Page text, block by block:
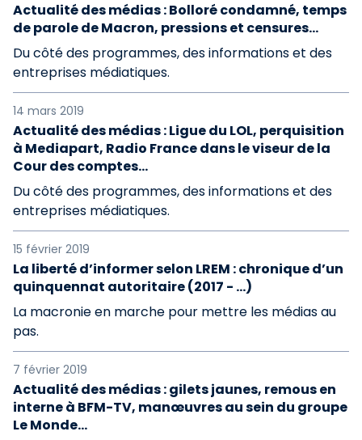
Actualité des médias : Bolloré condamné, temps
de parole de Macron, pressions et censures...
Du côté des programmes, des informations et des
entreprises médiatiques.
14 mars 2019
Actualité des médias : Ligue du LOL, perquisition
à Mediapart, Radio France dans le viseur de la
Cour des comptes…
Du côté des programmes, des informations et des
entreprises médiatiques.
15 février 2019
La liberté d’informer selon LREM : chronique d’un
quinquennat autoritaire (2017 - …)
La macronie en marche pour mettre les médias au
pas.
7 février 2019
Actualité des médias : gilets jaunes, remous en
interne à BFM-TV, manœuvres au sein du groupe
Le Monde…